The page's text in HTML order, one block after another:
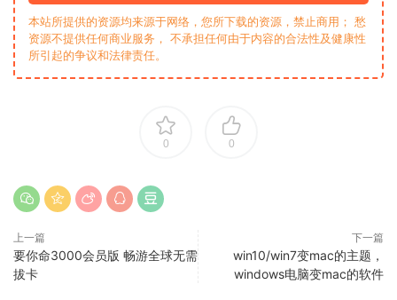
本站所提供的资源均来源于网络，您所下载的资源，禁止商用； 愁
资源不提供任何商业服务， 不承担任何由于内容的合法性及健康性
所引起的争议和法律责任。
0 0
上一篇
要你命3000会员版 畅游全球无需
拔卡
下一篇
win10/win7变mac的主题，
windows电脑变mac的软件